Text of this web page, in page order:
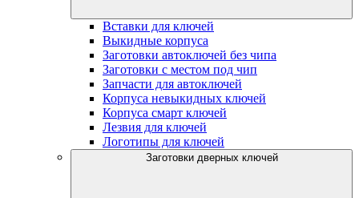
Вставки для ключей
Выкидные корпуса
Заготовки автоключей без чипа
Заготовки с местом под чип
Запчасти для автоключей
Корпуса невыкидных ключей
Корпуса смарт ключей
Лезвия для ключей
Логотипы для ключей
Заготовки дверных ключей